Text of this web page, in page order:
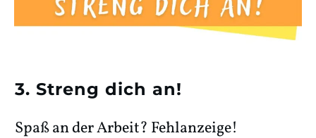
3. Streng dich an!
Spaß an der Arbeit? Fehlanzeige!